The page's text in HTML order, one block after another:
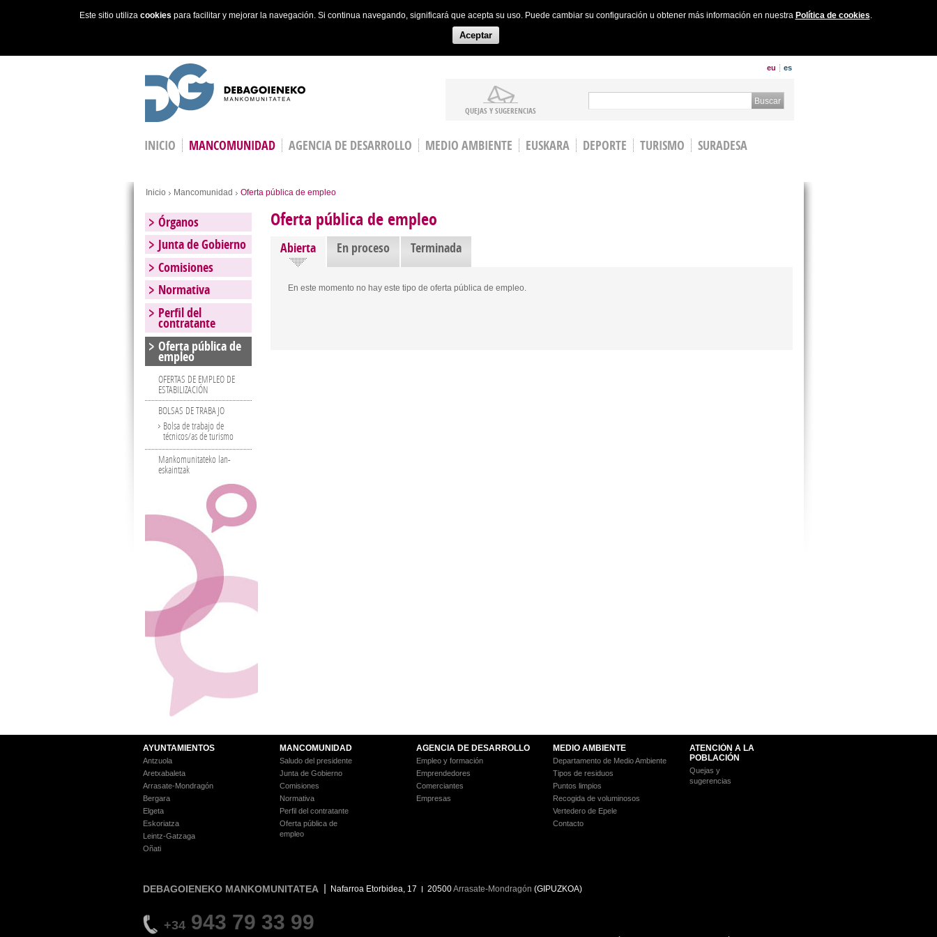
Este sitio utiliza cookies para facilitar y mejorar la navegación. Si continua navegando, significará que acepta su uso. Puede cambiar su configuración u obtener más información en nuestra Política de cookies.
Aceptar
eu es
QUEJAS Y SUGERENCIAS
Search form
INICIO MANCOMUNIDAD AGENCIA DE DESARROLLO MEDIO AMBIENTE EUSKARA DEPORTE TURISMO SURADESA
Estás
Inicio Mancomunidad Oferta pública de empleo
Oferta pública de empleo
Abierta En proceso Terminada
En este momento no hay este tipo de oferta pública de empleo.
Órganos
Junta de Gobierno
Comisiones
Normativa
Perfil del
contratante
Oferta pública de
empleo
OFERTAS DE EMPLEO DE
ESTABILIZACIÓN
BOLSAS DE TRABAJO
Bolsa de trabajo de
técnicos/as de turismo
Mankomunitateko lan-
eskaintzak
AYUNTAMIENTOS
Antzuola
Aretxabaleta
Arrasate-Mondragón
Bergara
Elgeta
Eskoriatza
Leintz-Gatzaga
Oñati
MANCOMUNIDAD
Saludo del presidente
Junta de Gobierno
Comisiones
Normativa
Perfil del contratante
Oferta pública de
empleo
AGENCIA DE DESARROLLO
Empleo y formación
Emprendedores
Comerciantes
Empresas
MEDIO AMBIENTE
Departamento de Medio Ambiente
Tipos de residuos
Puntos limpios
Recogida de voluminosos
Vertedero de Epele
Contacto
ATENCIÓN A LA
POBLACIÓN
Quejas y
sugerencias
DEBAGOIENEKO MANKOMUNITATEA Nafarroa Etorbidea, 17 20500Arrasate-Mondragón (GIPUZKOA)
+34943 79 33 99